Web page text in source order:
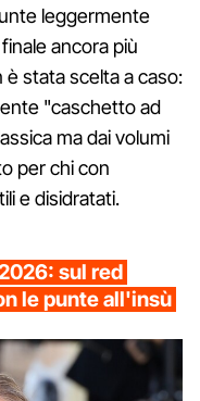
leggermente
ancora più
stata scelta a caso:
"caschetto ad
ma dai volumi
per chi con
e disidratati.
sul red
le punte all'insù